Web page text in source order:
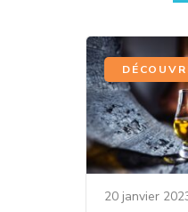
20 janvier